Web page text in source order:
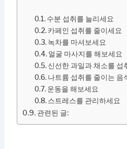
수분 섭취를 늘리세요
카페인 섭취를 줄이세요
녹차를 마셔보세요
얼굴 마사지를 해보세요
신선한 과일과 채소를 섭
나트륨 섭취를 줄이는 음
운동을 해보세요
스트레스를 관리하세요
관련된 글: